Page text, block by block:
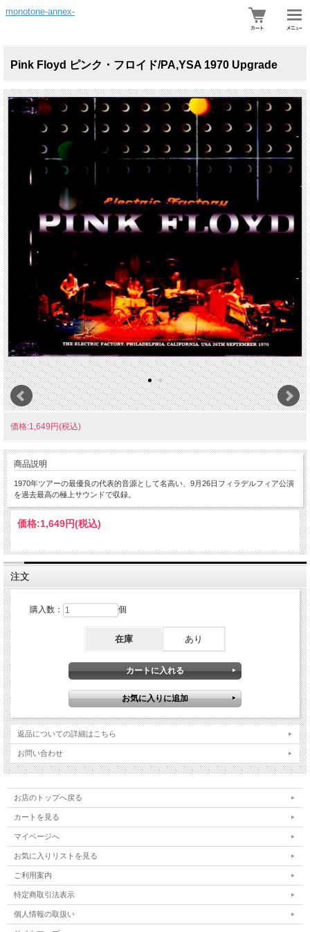
monotone-annex-
Pink Floyd ピンク・フロイド/PA,YSA 1970 Upgrade
価格:1,649円(税込)
商品説明
1970年ツアーの最優良の代表的音源として名高い、9月26日フィラデルフィア公演
を過去最高の極上サウンドで収録。
価格:1,649円(税込)
注文
購入数： 個
在庫 あり
返品についての詳細はこちら
お問い合わせ
お店のトップへ戻る
カートを見る
マイページへ
お気に入りリストを見る
ご利用案内
特定商取引法表示
個人情報の取扱い